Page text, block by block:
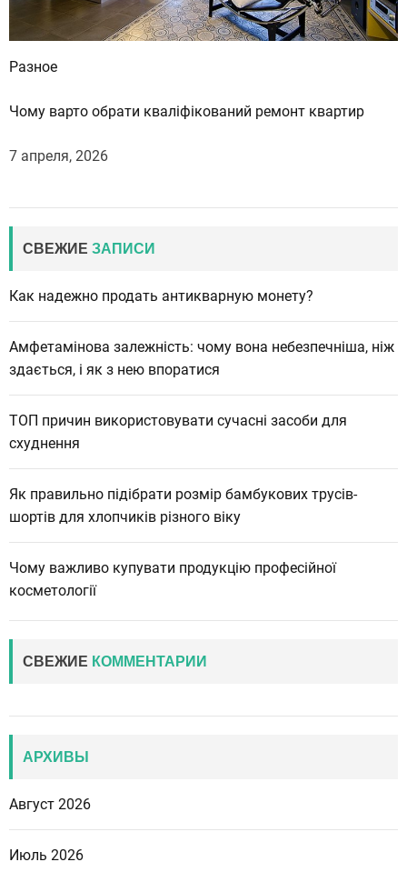
Разное
Чому варто обрати кваліфікований ремонт квартир
7 апреля, 2026
СВЕЖИЕ ЗАПИСИ
Как надежно продать антикварную монету?
Амфетамінова залежність: чому вона небезпечніша, ніж
здається, і як з нею впоратися
ТОП причин використовувати сучасні засоби для
схуднення
Як правильно підібрати розмір бамбукових трусів-
шортів для хлопчиків різного віку
Чому важливо купувати продукцію професійної
косметології
СВЕЖИЕ КОММЕНТАРИИ
АРХИВЫ
Август 2026
Июль 2026